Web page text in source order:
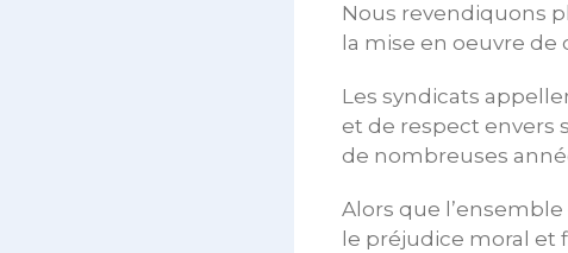
Nous revendiquons
la mise en oeuvre de
Les syndicats
et de respect envers
de nombreuses
Alors que
le préjudice moral et